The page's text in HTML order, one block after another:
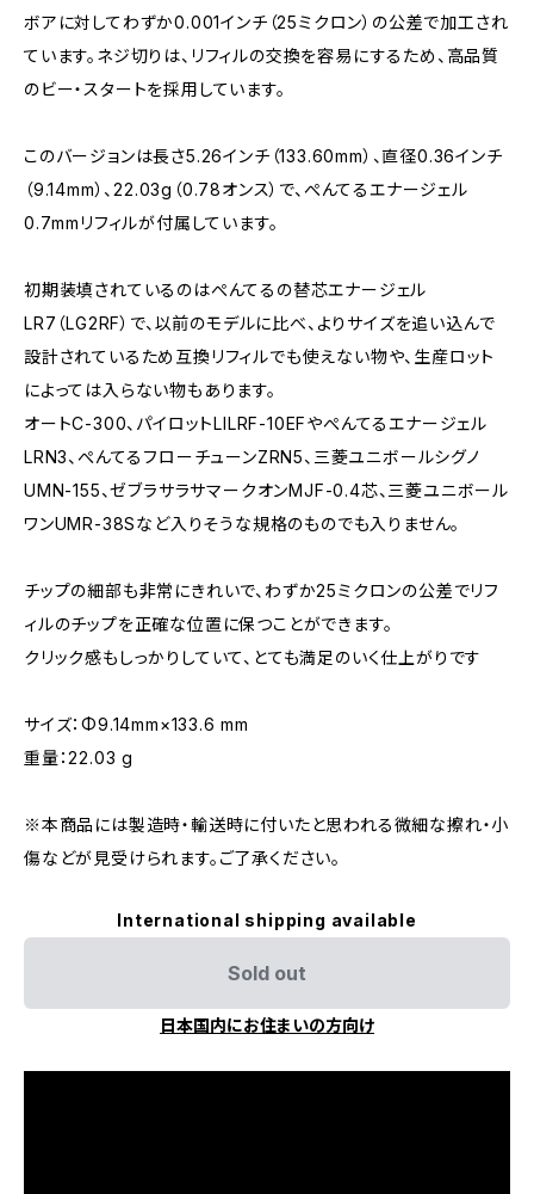
ボアに対してわずか0.001インチ（25ミクロン）の公差で加工され
ています。ネジ切りは、リフィルの交換を容易にするため、高品質
のビー・スタートを採用しています。
このバージョンは長さ5.26インチ（133.60mm）、直径0.36インチ
（9.14mm）、22.03g（0.78オンス）で、ぺんてるエナージェル
0.7mmリフィルが付属しています。
初期装填されているのはぺんてるの替芯エナージェル
LR7（LG2RF）で、以前のモデルに比べ、よりサイズを追い込んで
設計されているため互換リフィルでも使えない物や、生産ロット
によっては入らない物もあります。
オートC-300、パイロットLILRF-10EFやぺんてるエナージェル
LRN3、ぺんてるフローチューンZRN5、三菱ユニボールシグノ
UMN-155、ゼブラサラサマークオンMJF-0.4芯、三菱ユニボール
ワンUMR-38Sなど入りそうな規格のものでも入りません。
チップの細部も非常にきれいで、わずか25ミクロンの公差でリフ
ィルのチップを正確な位置に保つことができます。
クリック感もしっかりしていて、とても満足のいく仕上がりです
サイズ：Φ9.14mm×133.6 mm
重量：22.03 g
※本商品には製造時・輸送時に付いたと思われる微細な擦れ・小
傷などが見受けられます。ご了承ください。
International shipping available
Sold out
日本国内にお住まいの方向け